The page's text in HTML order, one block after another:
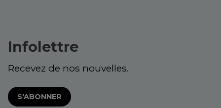
Infolettre
Recevez de nos nouvelles.
S'ABONNER